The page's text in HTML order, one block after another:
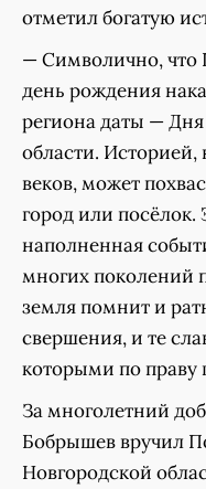
отметил богатую
— Символично, что
день рождения
региона даты —
области.
веков, может
город или посёлок.
наполненная
многих поколений
земля помнит и
свершения, и те
которыми по праву
За многолетний
Бобрышев вручил
Новгородской